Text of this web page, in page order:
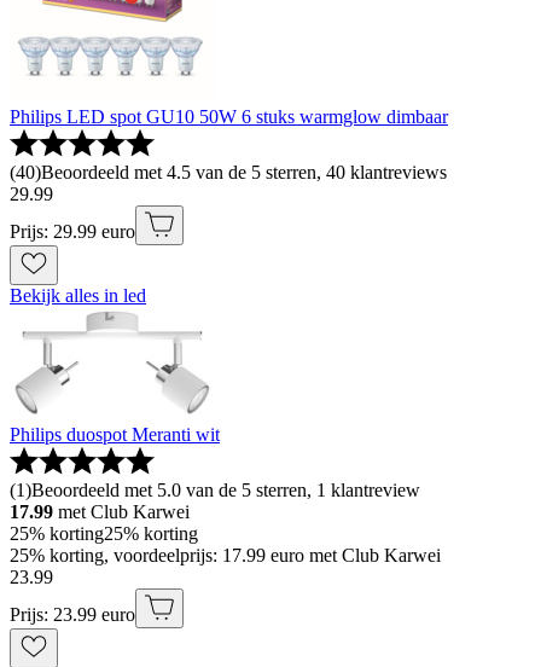
Philips LED spot GU10 50W 6 stuks warmglow dimbaar
(40)Beoordeeld met 4.5 van de 5 sterren, 40 klantreviews
29.99
Prijs: 29.99 euro
Bekijk alles in led
Philips duospot Meranti wit
(1)Beoordeeld met 5.0 van de 5 sterren, 1 klantreview
17.99 met Club Karwei
25% korting25% korting
25% korting, voordeelprijs: 17.99 euro met Club Karwei
23.99
Prijs: 23.99 euro